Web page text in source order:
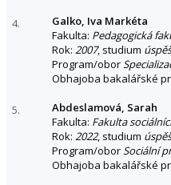
4.
Galko, Iva Markéta
Fakulta: Pedagogická
Rok: 2007, studium
Program/obor
Obhajoba bakalářské
5.
Abdeslamová, Sarah
Fakulta: Fakulta
Rok: 2022, studium
Program/oborSociální
Obhajoba bakalářské